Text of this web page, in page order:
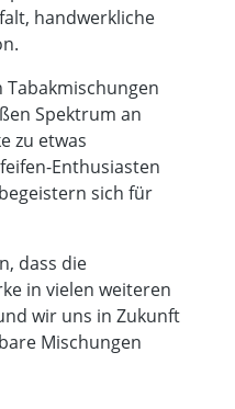
handwerkliche
Spektrum an
zu etwas
Enthusiasten
sich für
dass die
in vielen weiteren
wir uns in Zukunft
Mischungen